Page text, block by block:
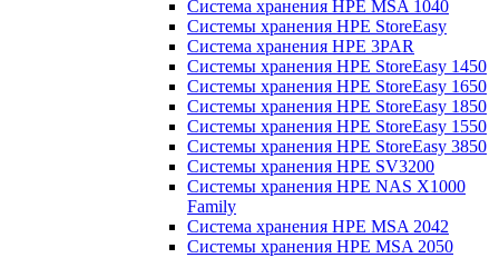
Система хранения HPE MSA 1040
Системы хранения HPE StoreEasy
Система хранения HPE 3PAR
Системы хранения HPE StoreEasy 1450
Системы хранения HPE StoreEasy 1650
Системы хранения HPE StoreEasy 1850
Системы хранения HPE StoreEasy 1550
Системы хранения HPE StoreEasy 3850
Системы хранения HPE SV3200
Системы хранения HPE NAS X1000
Family
Система хранения HPE MSA 2042
Системы хранения HPE MSA 2050